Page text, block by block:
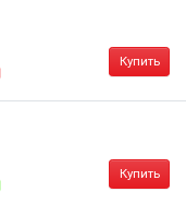
Купить
Купить